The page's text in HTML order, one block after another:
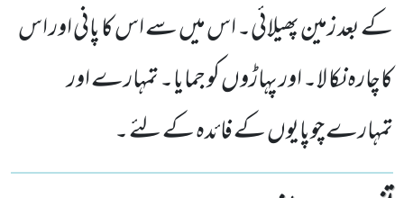
کے بعد زمین پھیلائی۔ اس میں سے اس کا پانی اور اس
کاچارہ نکا لا۔ اور پہاڑوں کو جمایا۔ تمہارے اور
تمہارے چوپایوں کے فائدہ کے لئے ۔